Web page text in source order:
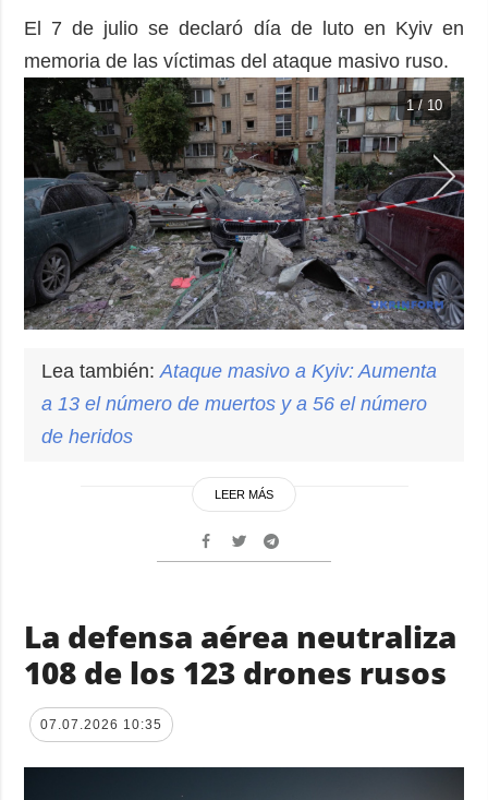
El 7 de julio se declaró día de luto en Kyiv en
memoria de las víctimas del ataque masivo ruso.
1 / 10
Lea también:Ataque masivo a Kyiv: Aumenta
a 13 el número de muertos y a 56 el número
de heridos
LEER MÁS
La defensa aérea neutraliza
108 de los 123 drones rusos
07.07.2026 10:35